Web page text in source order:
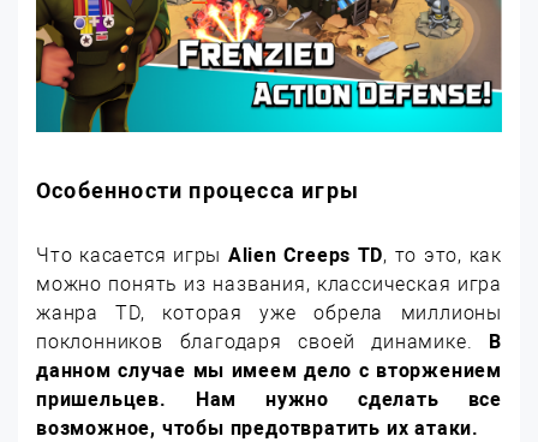
Особенности процесса игры
Что касается игры Alien Creeps TD, то это, как
можно понять из названия, классическая игра
жанра TD, которая уже обрела миллионы
поклонников благодаря своей динамике.
В
данном случае мы имеем дело с вторжением
пришельцев. Нам нужно сделать все
возможное, чтобы предотвратить их атаки.